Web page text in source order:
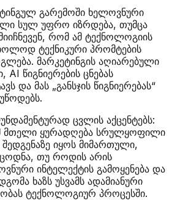
გარემოში ხელოვნური
სულ უფრო იზრდება, თუმცა
რომ ამ ტექნოლოგიის
ტექნიკური პრომტების
მარკეტინგის აღიარებული
AI წიგნიერების ცნებას
და მას „განსჯის წიგნიერებას“
ცვლის აქცენტებს:
მთელი ყურადღება სრულყოფილი
იყოს მიმართული,
ცოდნა, თუ როდის არის
ინტელექტის გამოყენება და
ხაზს უსვამს ადამიანური
ტექნოლოგიურ პროცესში.